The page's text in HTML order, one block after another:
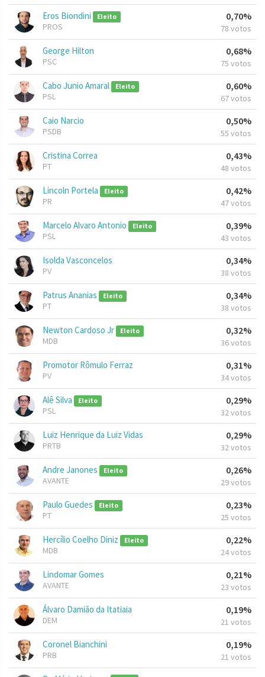
Eros Biondini Eleito
PROS
0,70%
78 votos
George Hilton
PSC
0,68%
75 votos
Cabo Junio Amaral Eleito
PSL
0,60%
67 votos
Caio Narcio
PSDB
0,50%
55 votos
Cristina Correa
PT
0,43%
48 votos
Lincoln Portela Eleito
PR
0,42%
47 votos
Marcelo Alvaro Antonio Eleito
PSL
0,39%
43 votos
Isolda Vasconcelos
PV
0,34%
38 votos
Patrus Ananias Eleito
PT
0,34%
38 votos
Newton Cardoso Jr Eleito
MDB
0,32%
36 votos
Promotor Rômulo Ferraz
PV
0,31%
34 votos
Alê Silva Eleito
PSL
0,29%
32 votos
Luiz Henrique da Luiz Vidas
PRTB
0,29%
32 votos
Andre Janones Eleito
AVANTE
0,26%
29 votos
Paulo Guedes Eleito
PT
0,23%
25 votos
Hercílio Coelho Diniz Eleito
MDB
0,22%
24 votos
Lindomar Gomes
AVANTE
0,21%
23 votos
Álvaro Damião da Itatiaia
DEM
0,19%
21 votos
Coronel Bianchini
PRB
0,19%
21 votos